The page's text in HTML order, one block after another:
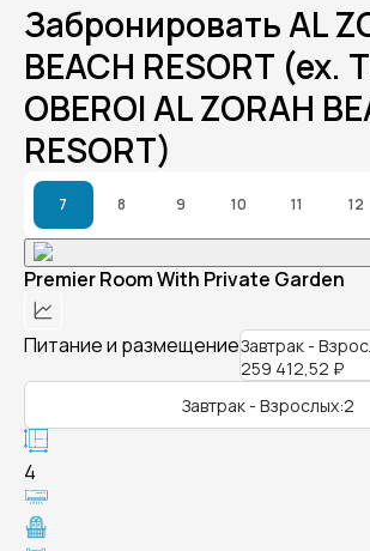
Забронировать AL
BEACH RESORT (ex.
OBEROI AL ZORAH
RESORT)
7 8 9 10 11 12
Premier Room With Private Garden
Питание и размещениеЗавтрак -
259 412,52 ₽
Завтрак - Взрослых:2
4